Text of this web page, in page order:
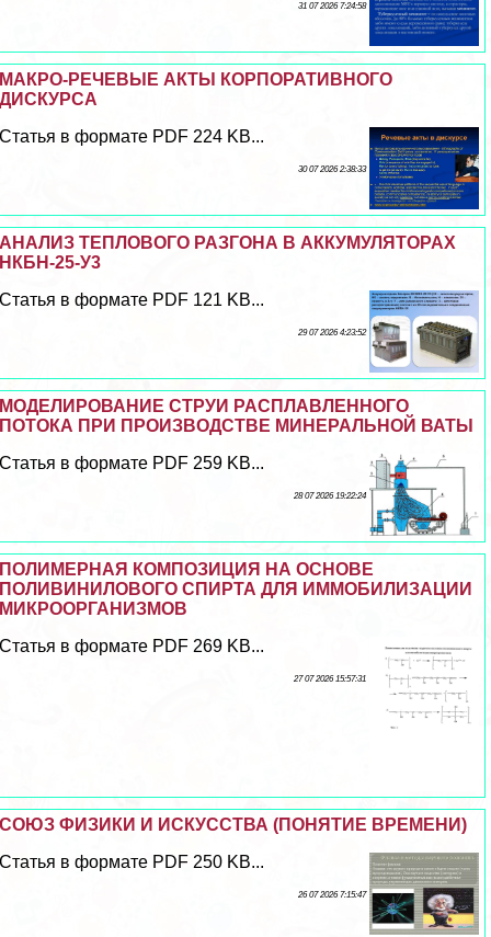
31 07 2026 7:24:58
МАКРО-РЕЧЕВЫЕ АКТЫ КОРПОРАТИВНОГО
ДИСКУРСА
Статья в формате PDF 224 KB...
30 07 2026 2:38:33
АНАЛИЗ ТЕПЛОВОГО РАЗГОНА В АККУМУЛЯТОРАХ
НКБН-25-У3
Статья в формате PDF 121 KB...
29 07 2026 4:23:52
МОДЕЛИРОВАНИЕ СТРУИ РАСПЛАВЛЕННОГО
ПОТОКА ПРИ ПРОИЗВОДСТВЕ МИНЕРАЛЬНОЙ ВАТЫ
Статья в формате PDF 259 KB...
28 07 2026 19:22:24
ПОЛИМЕРНАЯ КОМПОЗИЦИЯ НА ОСНОВЕ
ПОЛИВИНИЛОВОГО СПИРТА ДЛЯ ИММОБИЛИЗАЦИИ
МИКРООРГАНИЗМОВ
Статья в формате PDF 269 KB...
27 07 2026 15:57:31
СОЮЗ ФИЗИКИ И ИСКУССТВА (ПОНЯТИЕ ВРЕМЕНИ)
Статья в формате PDF 250 KB...
26 07 2026 7:15:47